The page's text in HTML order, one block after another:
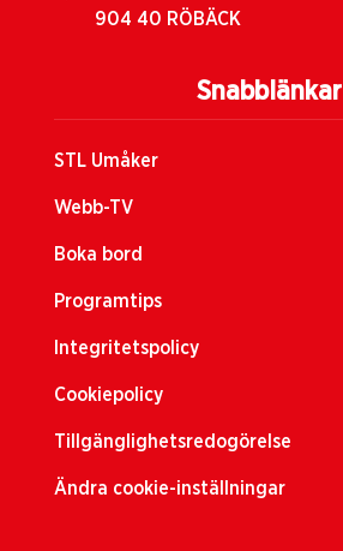
Snabblänkar
STL Umåker
Webb-TV
Boka bord
Programtips
Integritetspolicy
Cookiepolicy
Tillgänglighetsredogörelse
Ändra cookie-inställningar
904 40 RÖBÄCK